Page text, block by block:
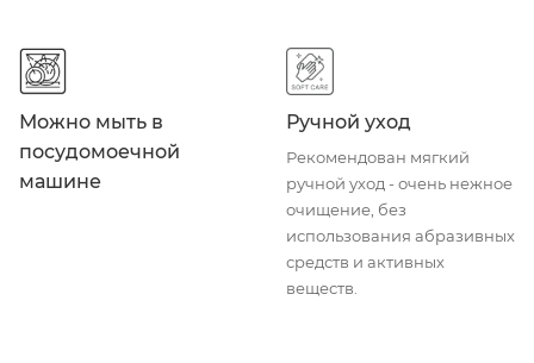
Можно мыть в
посудомоечной
машине
Ручной уход
Рекомендован мягкий
ручной уход - очень нежное
очищение, без
использования абразивных
средств и активных
веществ.